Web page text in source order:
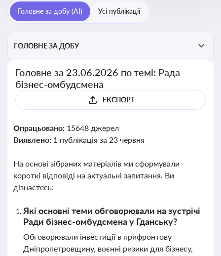
Головне за добу (AI) Усі публікації
ГОЛОВНЕ ЗА ДОБУ
Головне за 23.06.2026 по темі: Рада
бізнес-омбудсмена
ЕКСПОРТ
Опрацьовано: 15648 джерел
Виявлено: 1 публікація за 23 червня
На основі зібраних матеріалів ми сформували
короткі відповіді на актуальні запитання. Ви
дізнаєтесь:
Які основні теми обговорювали на зустрічі
Ради бізнес-омбудсмена у Гданську?
Обговорювали інвестиції в прифронтову
Дніпропетровщину, воєнні ризики для бізнесу,